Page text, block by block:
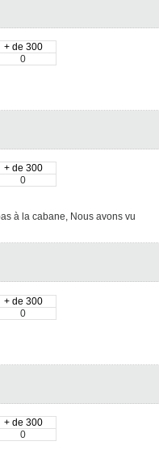
+ de 300
0
+ de 300
0
à la cabane, Nous avons vu
+ de 300
0
+ de 300
0